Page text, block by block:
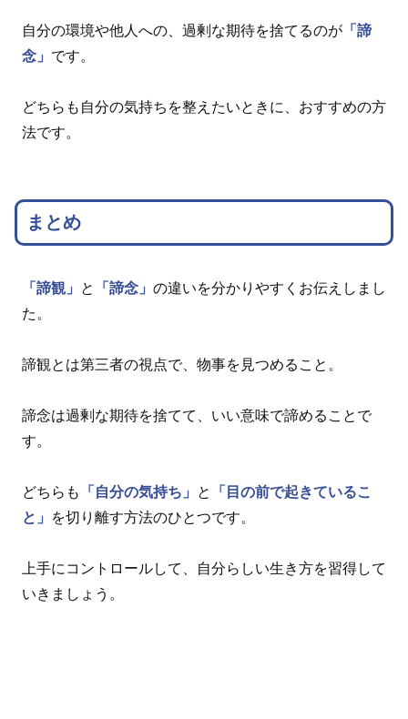
自分の環境や他人への、過剰な期待を捨てるのが 「諦
念」 です。
どちらも自分の気持ちを整えたいときに、おすすめの方
法です。
まとめ
「諦観」 と 「諦念」 の違いを分かりやすくお伝えしまし
た。
諦観とは第三者の視点で、物事を見つめること。
諦念は過剰な期待を捨てて、いい意味で諦めることで
す。
どちらも 「自分の気持ち」 と
「目の前で起きているこ
と」
を切り離す方法のひとつです。
上手にコントロールして、自分らしい生き方を習得して
いきましょう。